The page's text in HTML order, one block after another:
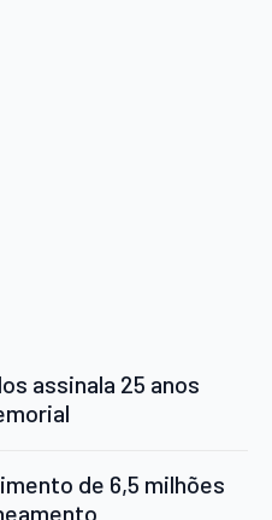
assinala 25 anos
de 6,5 milhões